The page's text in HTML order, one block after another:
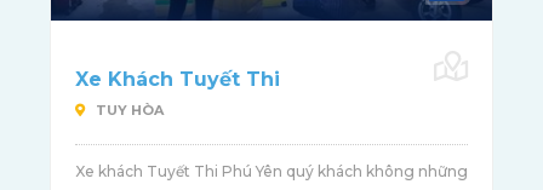
Xe Khách Tuyết Thi
TUY HÒA
Xe khách Tuyết Thi Phú Yên quý khách không những